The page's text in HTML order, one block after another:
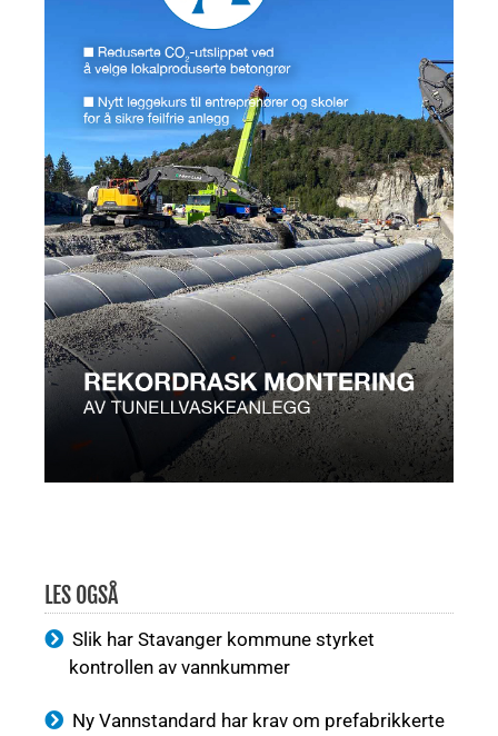
LES OGSÅ
Slik har Stavanger kommune styrket
kontrollen av vannkummer
Ny Vannstandard har krav om prefabrikkerte